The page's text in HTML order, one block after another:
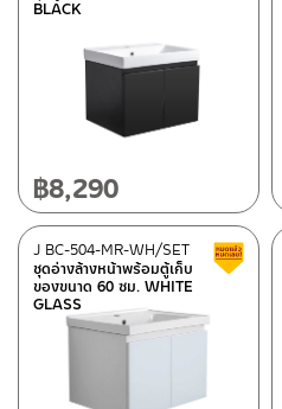
BLACK
฿8,290
ชุดอ่างล้างหน้าพร้อมตู้เก็บ
ของขนาด 60 ซม. WHITE
GLASS
J BC-504-MR-WH/SET